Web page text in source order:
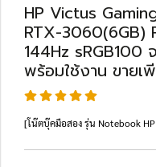
HP Victus
RTX-3060(6GB)
144Hz sRGB100
พร้อมใช้งาน ขายเ
[โน๊ตบุ๊คมือสอง รุ่น Notebook